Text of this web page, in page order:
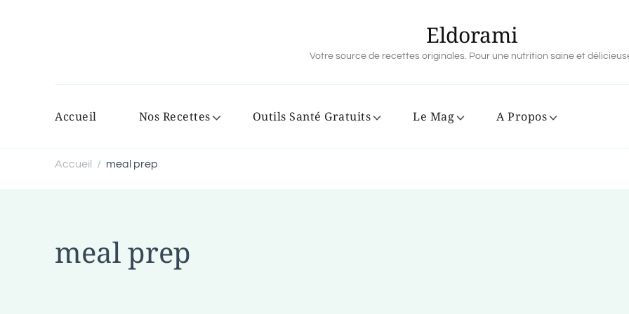
Eldorami
Votre source de recettes originales. Pour une nutrition saine et
Accueil Nos Recettes Outils Santé Gratuits Le Mag A Propos
Accueil / meal prep
meal prep